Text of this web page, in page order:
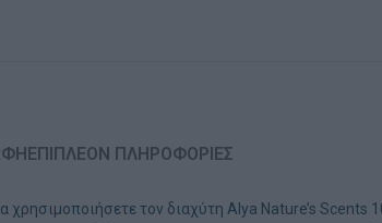
ΕΠΙΠΛΈΟΝ ΠΛΗΡΟΦΟΡΊΕΣ
τον διαχύτη Alya Nature’s Scents